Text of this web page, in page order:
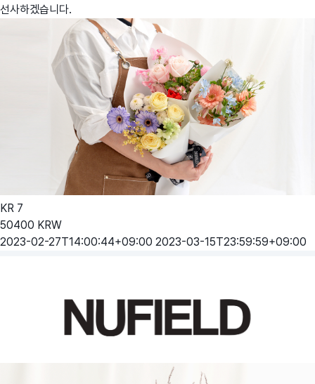
선사하겠습니다.
KR 7
50400 KRW
2023-02-27T14:00:44+09:00 2023-03-15T23:59:59+09:00